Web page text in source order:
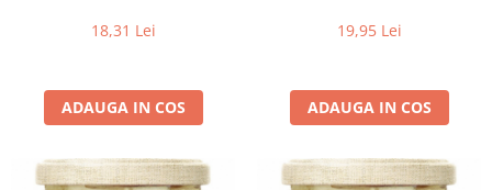
18,31 Lei
ADAUGA IN COS
19,95 Lei
ADAUGA IN COS